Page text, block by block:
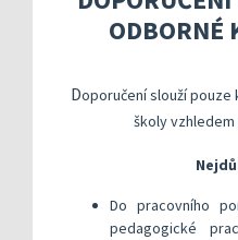
Další náměty pro
Vybrané nástroje
Rok v ředitelně
ODBORNÉ
Doporučení slouží pouze
školy
Do pracovního
pedagogické